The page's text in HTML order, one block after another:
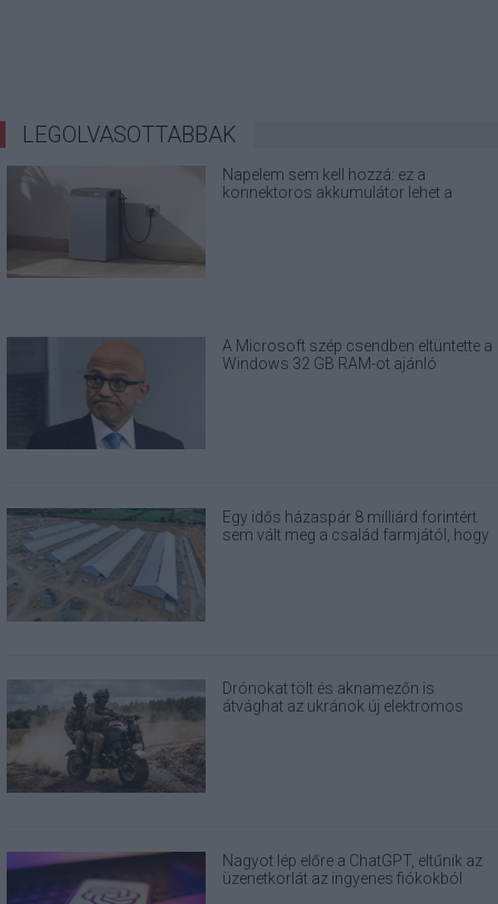
LEGOLVASOTTABBAK
Napelem sem kell hozzá: ez a
konnektoros akkumulátor lehet a
A Microsoft szép csendben eltüntette a
Windows 32 GB RAM-ot ajánló
Egy idős házaspár 8 milliárd forintért
sem vált meg a család farmjától, hogy
Drónokat tölt és aknamezőn is
átvághat az ukránok új elektromos
Nagyot lép előre a ChatGPT, eltűnik az
üzenetkorlát az ingyenes fiókokból